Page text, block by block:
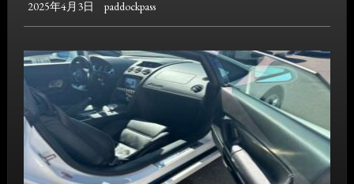
2025年4月3日 paddockpass